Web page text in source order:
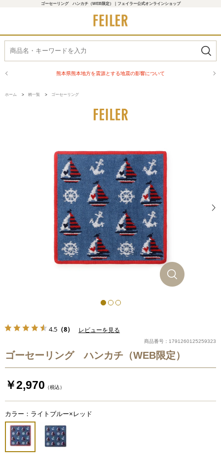
ゴーセーリング ハンカチ（WEB限定）｜フェイラー公式オンラインショップ
熊本県熊本地方を震源とする地震の影響について
ホーム > 柄一覧 > ゴーセーリング
4.5 （8） レビューを見る
商品番号：1791260125259323
ゴーセーリング ハンカチ（WEB限定）
￥2,970 （税込）
カラー：ライトブルー×レッド